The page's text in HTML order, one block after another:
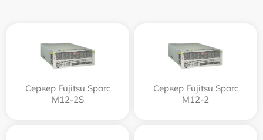
Сервер Fujitsu Sparc
M12-2S
Сервер Fujitsu Sparc
M12-2